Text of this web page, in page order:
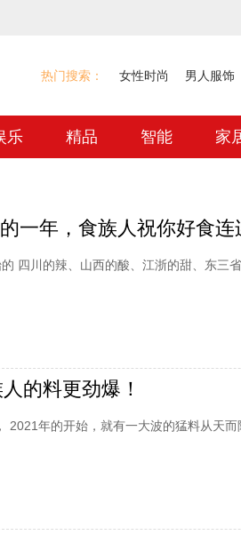
热门搜索： 女性时尚 男人服饰
乐 精品 智能 家
一年，食族人祝你好食连
四川的辣、山西的酸、江浙的甜、东三
的料更劲爆！
2021年的开始，就有一大波的猛料从天